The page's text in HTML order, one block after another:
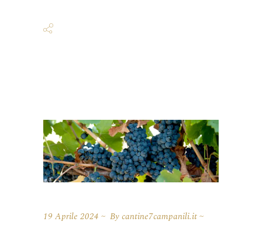
19 Aprile 2024 Bycantine7campanili.it